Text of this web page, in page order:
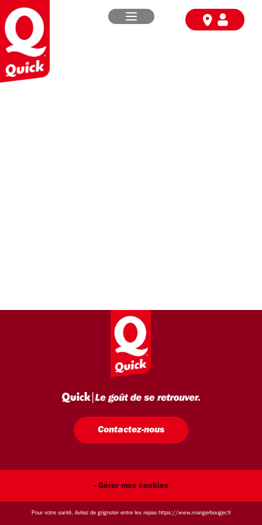
Contactez-nous
- Gérer mes cookies
Pour votre santé, évitez de grignoter entre les repas https://www.mangerbouger.fr